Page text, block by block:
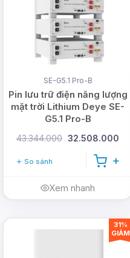
SE-G5.1 Pro-B
Pin lưu trữ điện năng lượng
mặt trời Lithium Deye SE-
G5.1 Pro-B
43.344.000 32.508.000
So sánh
Xem nhanh
31%
GIẢM